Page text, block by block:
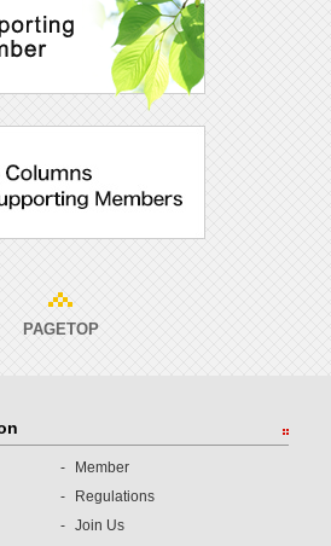
PAGETOP
Member
Regulations
Join Us